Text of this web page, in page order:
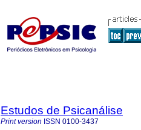
Estudos de Psicanálise
Print version ISSN 0100-3437